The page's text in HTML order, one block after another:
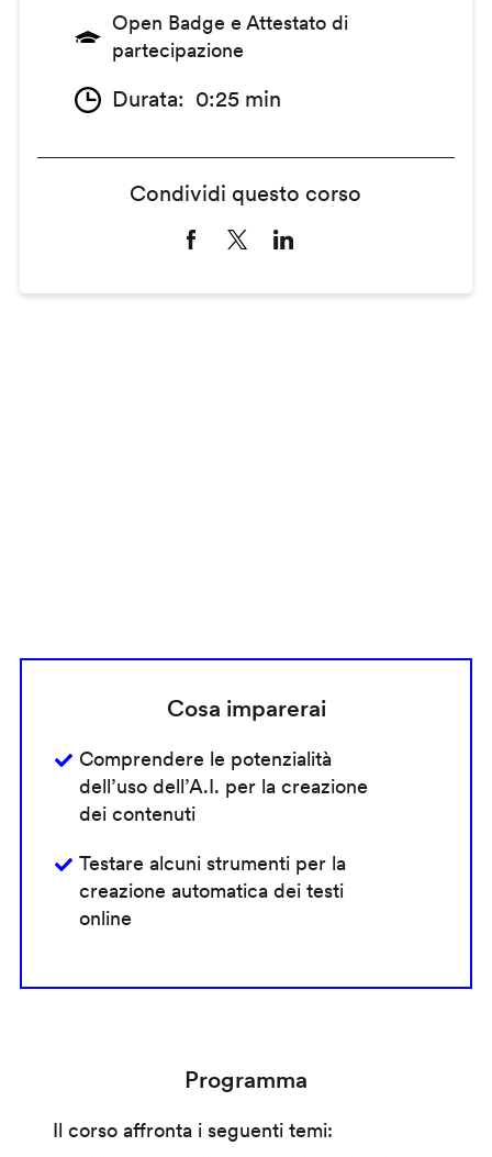
Open Badge e Attestato di
partecipazione
Durata 0:25 min
Condividi questo corso
Cosa imparerai
Comprendere le potenzialità
dell’uso dell’A.I. per la creazione
dei contenuti
Testare alcuni strumenti per la
creazione automatica dei testi
online
Programma
Il corso affronta i seguenti temi: